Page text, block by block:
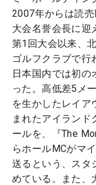
2007年からは読
大会名誉会長に迎
第1回大会以来、
ゴルフクラブで行
日本国内では初の
った。高低差5メ
を生かしたレイア
まれたアイラン
ールを、『The
らホールMCがマ
送るという、スタ
めている。また、